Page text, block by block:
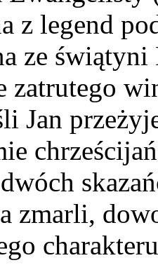
z legend
ze
zatrutego
Jan
zmarli,